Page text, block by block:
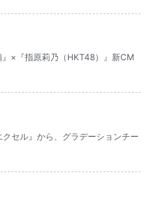
』×『指原莉乃（HKT48）』新CM
セル』から、グラデーションチー